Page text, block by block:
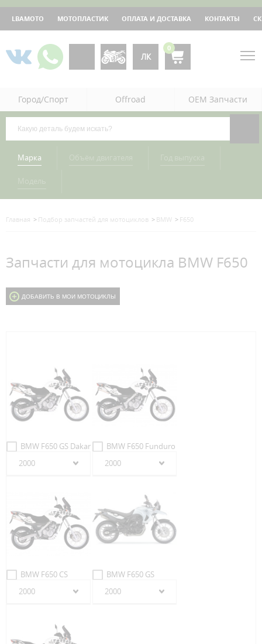
LBAMOTO МОТОПЛАСТИК ОПЛАТА И ДОСТАВКА КОНТАКТЫ
ЛК
0
Город/Спорт Offroad OEM Запчасти
Марка
Главная Подбор запчастей для мотоциклов BMW F650
Запчасти для мотоцикла BMW F650
ДОБАВИТЬ В МОИ МОТОЦИКЛЫ
BMW F650 GS Dakar
2000
BMW F650 Funduro
2000
BMW F650 CS
2000
BMW F650 GS
2000